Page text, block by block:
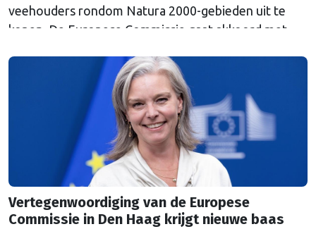
veehouders rondom Natura 2000-gebieden uit te
kopen. De Europese Commissie gaat akkoord met
Vertegenwoordiging van de Europese
Commissie in Den Haag krijgt nieuwe baas